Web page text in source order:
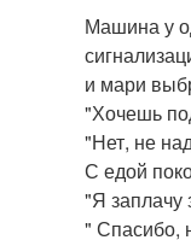
Машина у
и мари
"Хочешь
"Нет, не
С едой
"Я заплачу
" Спасибо,